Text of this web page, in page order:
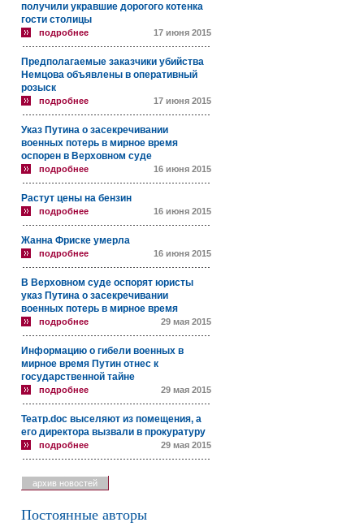
получили укравшие дорогого котенка
гости столицы
подробнее 17 июня 2015
Предполагаемые заказчики убийства
Немцова объявлены в оперативный
розыск
подробнее 17 июня 2015
Указ Путина о засекречивании
военных потерь в мирное время
оспорен в Верховном суде
подробнее 16 июня 2015
Растут цены на бензин
подробнее 16 июня 2015
Жанна Фриске умерла
подробнее 16 июня 2015
В Верховном суде оспорят юристы
указ Путина о засекречивании
военных потерь в мирное время
подробнее 29 мая 2015
Информацию о гибели военных в
мирное время Путин отнес к
государственной тайне
подробнее 29 мая 2015
Театр.doc выселяют из помещения, а
его директора вызвали в прокуратуру
подробнее 29 мая 2015
архив новостей
Постоянные авторы